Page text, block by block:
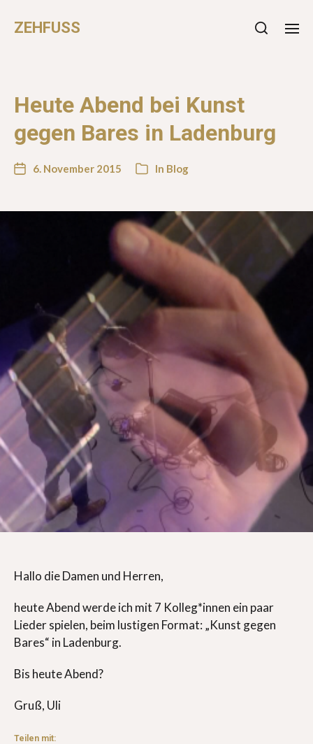
ZEHFUSS
Heute Abend bei Kunst
gegen Bares in Ladenburg
6. November 2015 In Blog
Hallo die Damen und Herren,
heute Abend werde ich mit 7 Kolleg*innen ein paar
Lieder spielen, beim lustigen Format: „Kunst gegen
Bares“ in Ladenburg.
Bis heute Abend?
Gruß, Uli
Teilen mit: